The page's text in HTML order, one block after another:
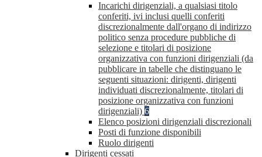
Incarichi dirigenziali, a qualsiasi titolo
conferiti, ivi inclusi quelli conferiti
discrezionalmente dall'organo di indirizzo
politico senza procedure pubbliche di
selezione e titolari di posizione
organizzativa con funzioni dirigenziali (da
pubblicare in tabelle che distinguano le
seguenti situazioni: dirigenti, dirigenti
individuati discrezionalmente, titolari di
posizione organizzativa con funzioni
dirigenziali) 6
Elenco posizioni dirigenziali discrezionali
Posti di funzione disponibili
Ruolo dirigenti
Dirigenti cessati